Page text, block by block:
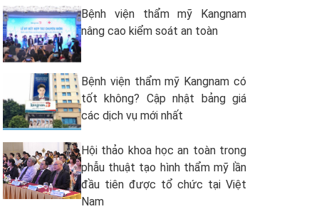
Bệnh viện thẩm mỹ Kangnam
nâng cao kiểm soát an toàn
Bệnh viện thẩm mỹ Kangnam có
tốt không? Cập nhật bảng giá
các dịch vụ mới nhất
Hội thảo khoa học an toàn trong
phẫu thuật tạo hình thẩm mỹ lần
đầu tiên được tổ chức tại Việt
Nam